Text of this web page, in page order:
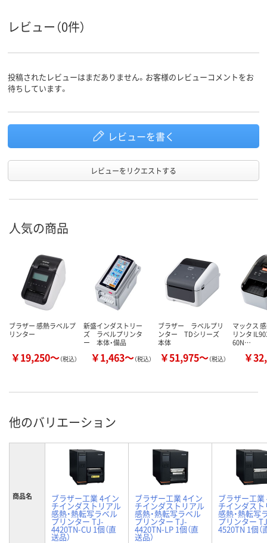
レビュー（0件）
投稿されたレビューはまだありません。お客様のレビューコメントをお
待ちしています。
レビューを書く
レビューをリクエストする
人気の商品
ブラザー 感熱ラベルプ
リンター
￥19,250～（税込）
新盛インダストリー
ズ ラベルプリンタ
ー 本体・備品
￥1,463～（税込）
ブラザー ラベルプリ
ンター TDシリーズ
本体
￥51,975～（税込）
マックス
リンタ
60N…
￥
他のバリエーション
商品名 ブラザー工業 4イン
チインダストリアル
感熱・熱転写ラベル
プリンター TJ-
4420TN-CU 1個（直
送品）
ブラザー工業 4イン
チインダストリアル
感熱・熱転写ラベル
プリンター TJ-
4420TN-LP 1個（直
送品）
ブラザー工業
チインダス
感熱・熱転写
プリンター
4520TN 1個（